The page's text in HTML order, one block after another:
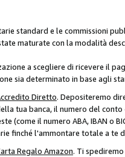
standard e le commissioni
maturate con la modalità
a scegliere di ricevere il
sia determinato in base agli
Diretto. Depositeremo
tua banca, il numero del
(come il numero ABA, IBAN o
finché l'ammontare totale a
Regalo Amazon. Ti